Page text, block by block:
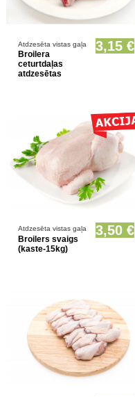
Prece pieejama opcionāli
Atdzesēta vistas gaļa
Broilera
ceturtdaļas
atdzesētas
3,15 €
Prece pieejama opcionāli
Atdzesēta vistas gaļa
Broilers svaigs
(kaste-15kg)
3,50 €
Prece pieejama opcionāli